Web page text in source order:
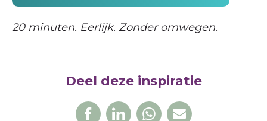
20 minuten. Eerlijk. Zonder omwegen.
Deel deze inspiratie